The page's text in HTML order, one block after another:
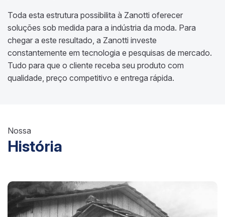
Toda esta estrutura possibilita à Zanotti oferecer
soluções sob medida para a indústria da moda. Para
chegar a este resultado, a Zanotti investe
constantemente em tecnologia e pesquisas de mercado.
Tudo para que o cliente receba seu produto com
qualidade, preço competitivo e entrega rápida.
Nossa
História